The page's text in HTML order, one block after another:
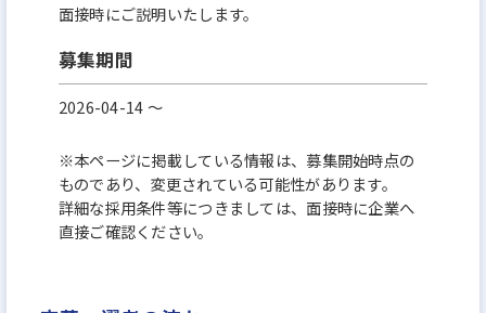
面接時にご説明いたします。
募集期間
2026-04-14 〜
※本ページに掲載している情報は、募集開始時点の
ものであり、変更されている可能性があります。
詳細な採用条件等につきましては、面接時に企業へ
直接ご確認ください。